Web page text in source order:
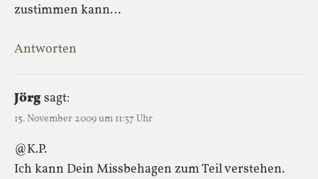
zustimmen kann…
Antworten
Jörgsagt:
15. November 2009 um 11:37 Uhr
@K.P.
Ich kann Dein Missbehagen zum Teil verstehen.